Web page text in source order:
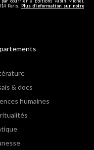
Paris. Plus d’information sur notre
& docs
humaines